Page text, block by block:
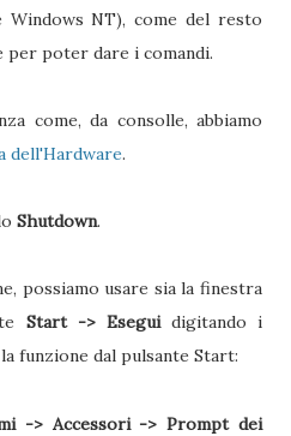
Windows NT), come del resto
per poter dare i comandi.
come, da consolle, abbiamo
dell'Hardware.
Shutdown.
possiamo usare sia la finestra
Start -> Esegui digitando i
funzione dal pulsante Start:
-> Accessori -> Prompt dei